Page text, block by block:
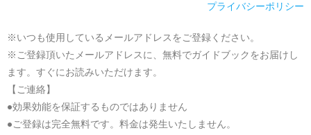
プライバシーポリシー
※いつも使用しているメールアドレスをご登録ください。
※ご登録頂いたメールアドレスに、無料でガイドブックをお届けし
ます。すぐにお読みいただけます。
【ご連絡】
●効果効能を保証するものではありません
●ご登録は完全無料です。料金は発生いたしません。